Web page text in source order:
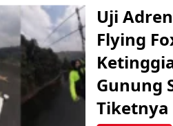
Uji
Flying
Gunung
Tiketnya